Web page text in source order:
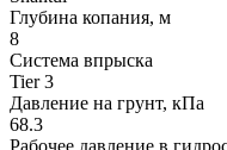
Глубина копания, м
8
Система впрыска
Tier 3
Давление на грунт, кПа
68.3